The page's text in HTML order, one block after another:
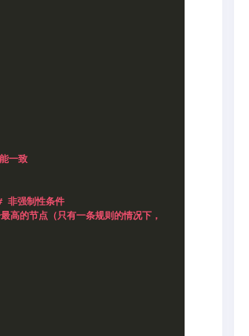
一致
非强制性条件
高的节点（只有一条规则的情况下，